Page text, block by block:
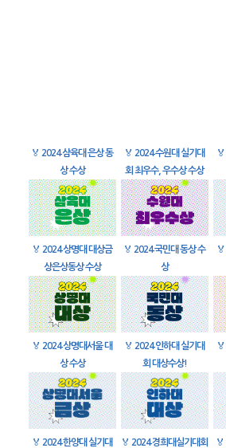
🏅 2024 삼육대 은상 동
상 수상
🏅 2024 수원대 실기대
회 최우수, 우수상 수상
🏅
🏅 2024 상명대 대상금
상은상동상 수상
🏅 2024 국민대 동상 수
상
🏅
🏅 2024 상명대서울 대
상 수상
🏅 2024 인하대 실기대
회 대상수상!
🏅
🏅 2024 한양대 실기대
🏅 2024 경희대실기대회
🏅